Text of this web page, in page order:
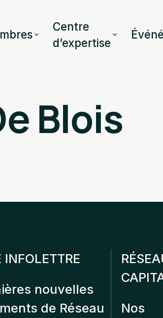
Centre
d’expertise
Blois
nouvelles
de Réseau
Nos